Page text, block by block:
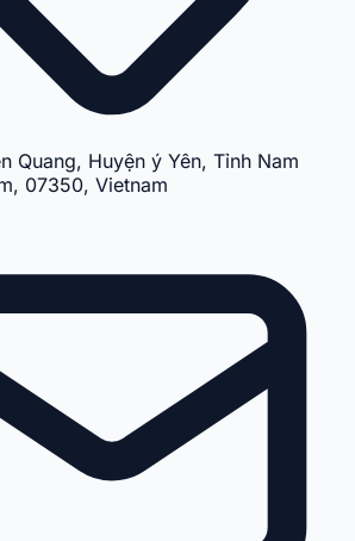
Quang, Huyện ý Yên, Tỉnh Nam
07350, Vietnam